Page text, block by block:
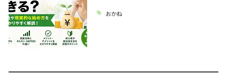
おかね